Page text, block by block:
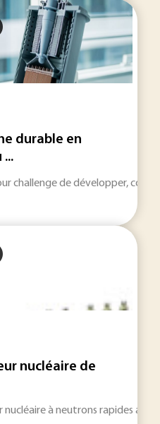
durable en
challenge de développer,
nucléaire de
à neutrons rapides au